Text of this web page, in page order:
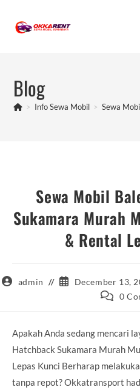
content
Blog
> Info Sewa Mobil > Sewa
Sewa Mobil
Sukamara Murah
& Rental
Postadmin
Post
published:
December 13,
Post 0
Apakah Anda sedang mencari
Hatchback Sukamara Murah
Lepas Kunci Berharap
tanpa repot? Okkatransport